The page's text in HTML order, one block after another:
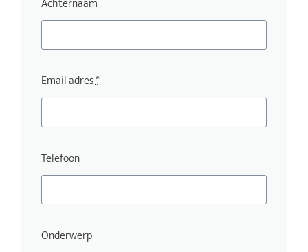
Email adres*
Telefoon
Onderwerp